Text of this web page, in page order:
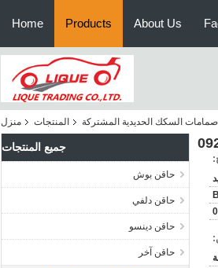
Home Products About Us
منزل المنتجات صمامات السكك الحديدية المشتركة
جميع المنتجات
حاقن بوش
حاقن دلفي
حاقن دينسو
حاقن آخر